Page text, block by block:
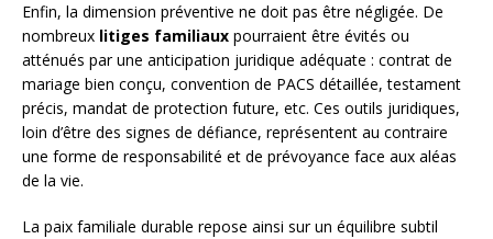
Enfin, la dimension préventive ne doit pas être négligée. De
nombreux litiges familiaux pourraient être évités ou
atténués par une anticipation juridique adéquate : contrat de
mariage bien conçu, convention de PACS détaillée, testament
précis, mandat de protection future, etc. Ces outils juridiques,
loin d’être des signes de défiance, représentent au contraire
une forme de responsabilité et de prévoyance face aux aléas
de la vie.
La paix familiale durable repose ainsi sur un équilibre subtil